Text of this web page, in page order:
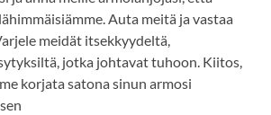
Auta meitä ja vastaa
meidät itsekkyydeltä,
jotka johtavat tuhoon. Kiitos,
korjata satona sinun armosi